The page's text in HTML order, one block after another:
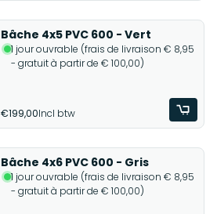
Bâche 4x5 PVC 600 - Vert
1 jour ouvrable (frais de livraison € 8,95
- gratuit à partir de € 100,00)
€199,00Incl btw
Bâche 4x6 PVC 600 - Gris
1 jour ouvrable (frais de livraison € 8,95
- gratuit à partir de € 100,00)